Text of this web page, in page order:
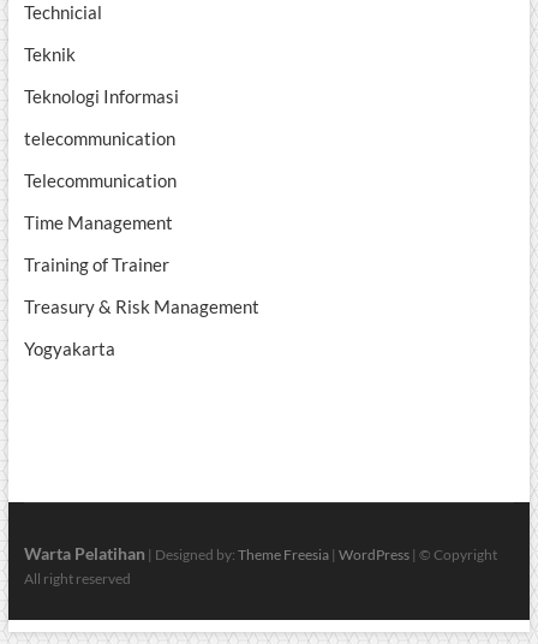
Technicial
Teknik
Teknologi Informasi
telecommunication
Telecommunication
Time Management
Training of Trainer
Treasury & Risk Management
Yogyakarta
Warta Pelatihan | Designed by: Theme Freesia| WordPress| © Copyright
All right reserved